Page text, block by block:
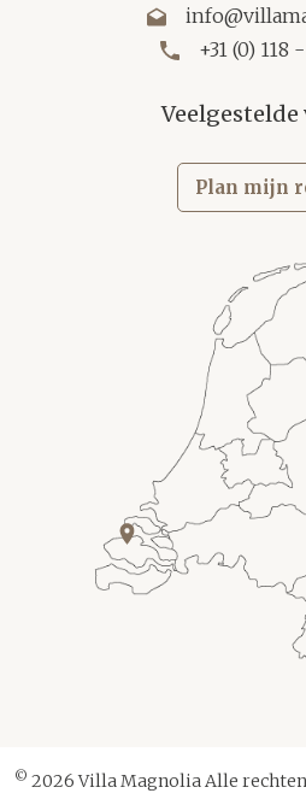
+31 (0) 118
Veelgestelde
Plan mijn
© 2026 Villa Magnolia Alle